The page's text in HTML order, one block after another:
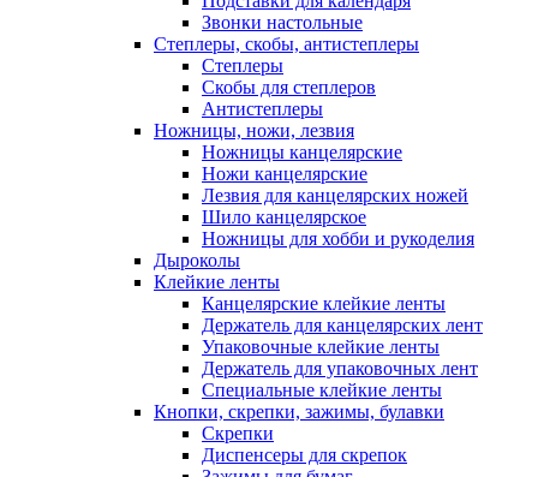
Звонки настольные
Степлеры, скобы, антистеплеры
Степлеры
Скобы для степлеров
Антистеплеры
Ножницы, ножи, лезвия
Ножницы канцелярские
Ножи канцелярские
Лезвия для канцелярских ножей
Шило канцелярское
Ножницы для хобби и рукоделия
Дыроколы
Клейкие ленты
Канцелярские клейкие ленты
Держатель для канцелярских лент
Упаковочные клейкие ленты
Держатель для упаковочных лент
Специальные клейкие ленты
Кнопки, скрепки, зажимы, булавки
Скрепки
Диспенсеры для скрепок